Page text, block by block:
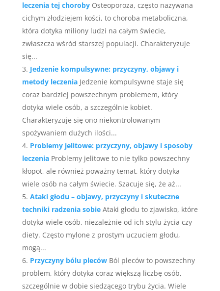
leczenia tej choroby Osteoporoza, często nazywana
cichym złodziejem kości, to choroba metaboliczna,
która dotyka miliony ludzi na całym świecie,
zwłaszcza wśród starszej populacji. Charakteryzuje
się...
Jedzenie kompulsywne: przyczyny, objawy i
metody leczenia Jedzenie kompulsywne staje się
coraz bardziej powszechnym problemem, który
dotyka wiele osób, a szczególnie kobiet.
Charakteryzuje się ono niekontrolowanym
spożywaniem dużych ilości...
Problemy jelitowe: przyczyny, objawy i sposoby
leczenia Problemy jelitowe to nie tylko powszechny
kłopot, ale również poważny temat, który dotyka
wiele osób na całym świecie. Szacuje się, że aż...
Ataki głodu – objawy, przyczyny i skuteczne
techniki radzenia sobie Ataki głodu to zjawisko, które
dotyka wiele osób, niezależnie od ich stylu życia czy
diety. Często mylone z prostym uczuciem głodu,
mogą...
Przyczyny bólu pleców Ból pleców to powszechny
problem, który dotyka coraz większą liczbę osób,
szczególnie w dobie siedzącego trybu życia. Wiele